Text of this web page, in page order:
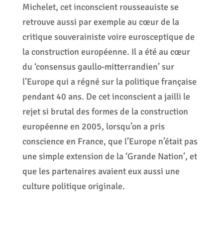
Michelet, cet inconscient rousseauiste se
retrouve aussi par exemple au cœur de la
critique souverainiste voire eurosceptique de
la construction européenne. Il a été au cœur
du ‘consensus gaullo-mitterrandien’ sur
l’Europe qui a régné sur la politique française
pendant 40 ans. De cet inconscient a jailli le
rejet si brutal des formes de la construction
européenne en 2005, lorsqu’on a pris
conscience en France, que l’Europe n’était pas
une simple extension de la ‘Grande Nation’, et
que les partenaires avaient eux aussi une
culture politique originale.